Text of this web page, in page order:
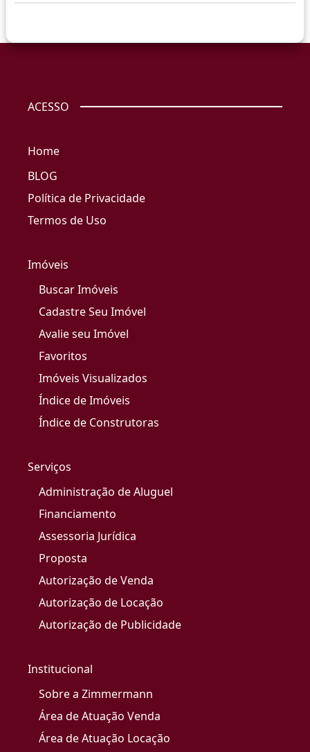
ACESSO
Home
BLOG
Política de Privacidade
Termos de Uso
Imóveis
Buscar Imóveis
Cadastre Seu Imóvel
Avalie seu Imóvel
Favoritos
Imóveis Visualizados
Índice de Imóveis
Índice de Construtoras
Serviços
Administração de Aluguel
Financiamento
Assessoria Jurídica
Proposta
Autorização de Venda
Autorização de Locação
Autorização de Publicidade
Institucional
Sobre a Zimmermann
Área de Atuação Venda
Área de Atuação Locação